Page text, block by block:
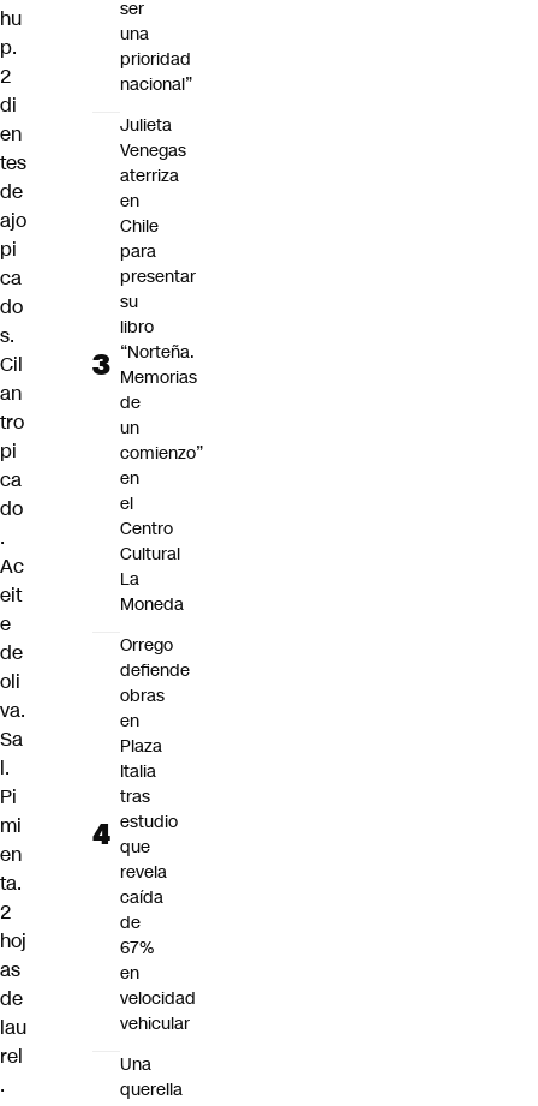
hu
p.
2
di
en
tes
de
ajo
pi
ca
do
s.
Cil
an
tro
pi
ca
do
.
Ac
eit
e
de
oli
va.
Sa
l.
Pi
mi
en
ta.
2
hoj
as
de
lau
rel
.
ser
una
prioridad
nacional”
Julieta
Venegas
aterriza
en
Chile
para
presentar
su
libro
“Norteña.
Memorias
de
un
comienzo”
en
el
Centro
Cultural
La
Moneda
Orrego
defiende
obras
en
Plaza
Italia
tras
estudio
que
revela
caída
de
67%
en
velocidad
vehicular
Una
querella